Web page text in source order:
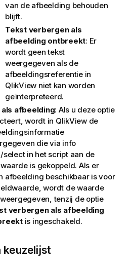
van de afbeelding behouden
blijft.
Tekst verbergen als
afbeelding ontbreekt: Er
wordt geen tekst
weergegeven als de
afbeeldingsreferentie in
QlikView niet kan worden
geïnterpreteerd.
als afbeelding: Als u deze optie
wordt in QlikView de
die via info
select in het script aan de
is gekoppeld. Als er
afbeelding beschikbaar is voor
wordt de waarde
tenzij de optie
verbergen als afbeelding
is ingeschakeld.
keuzelijst